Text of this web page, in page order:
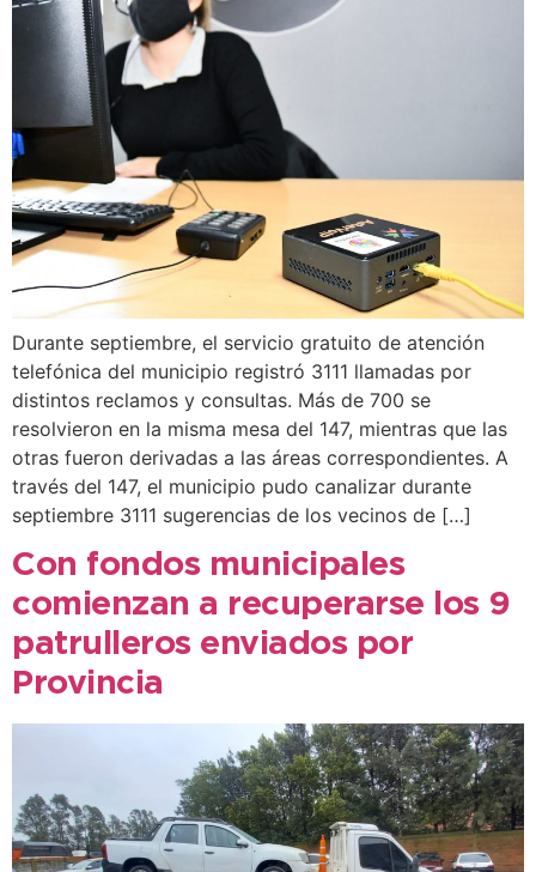
Durante septiembre, el servicio gratuito de atención
telefónica del municipio registró 3111 llamadas por
distintos reclamos y consultas. Más de 700 se
resolvieron en la misma mesa del 147, mientras que las
otras fueron derivadas a las áreas correspondientes. A
través del 147, el municipio pudo canalizar durante
septiembre 3111 sugerencias de los vecinos de […]
Con fondos municipales
comienzan a recuperarse los 9
patrulleros enviados por
Provincia